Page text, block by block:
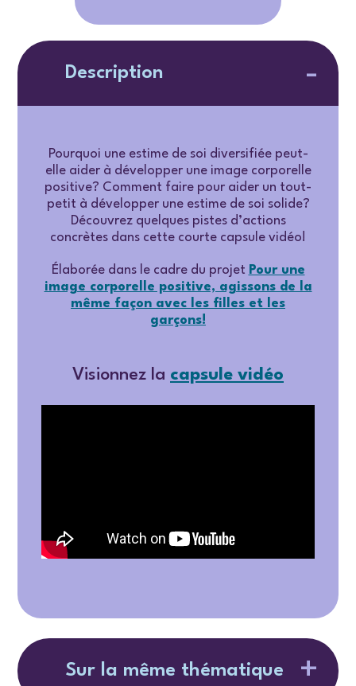
Description
Pourquoi une estime de soi diversifiée peut-
elle aider à développer une image corporelle
positive? Comment faire pour aider un tout-
petit à développer une estime de soi solide?
Découvrez quelques pistes d’actions
concrètes dans cette courte capsule vidéo!
Élaborée dans le cadre du projet Pour une
image corporelle positive, agissons de la
même façon avec les filles et les
garçons!
Visionnez la capsule vidéo
Sur la même thématique